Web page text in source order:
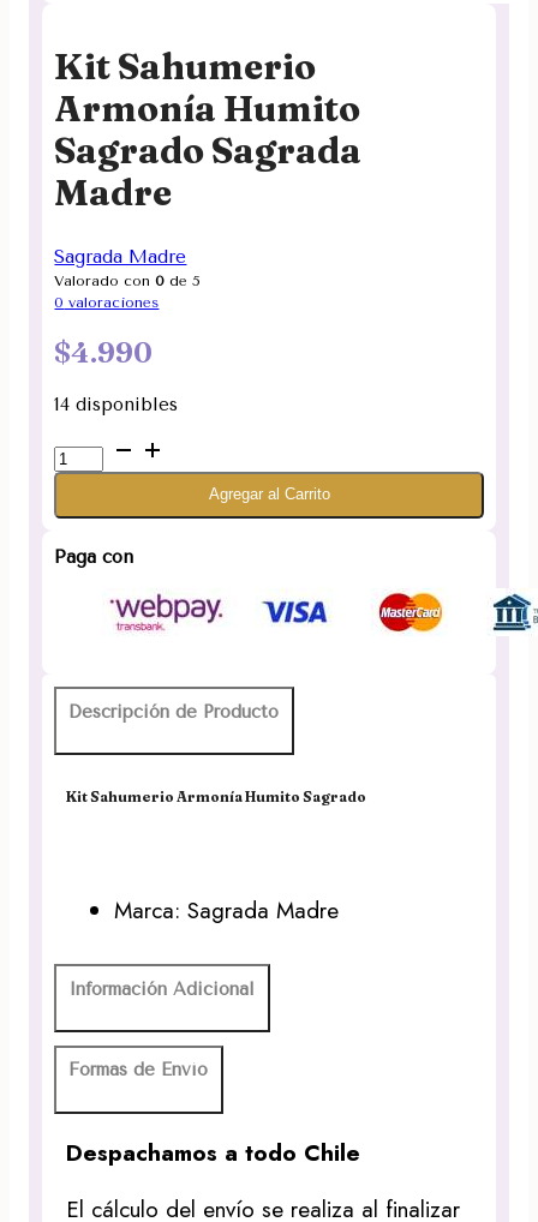
Kit Sahumerio
Armonía Humito
Sagrado Sagrada
Madre
Sagrada Madre
Valorado con0 de 5
0 valoraciones
$4.990
14 disponibles
Kit
Sahumerio
Sagrado
Madre
cantidad
Agregar al Carrito
Paga con
Descripción de Producto
Kit Sahumerio Armonía Humito Sagrado
Marca: Sagrada Madre
Información Adicional
Formas de Envío
Despachamos a todo Chile
El cálculo del envío se realiza al finalizar